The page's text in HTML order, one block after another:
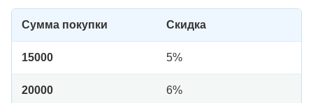
Сумма покупки Скидка
15000 5%
20000 6%